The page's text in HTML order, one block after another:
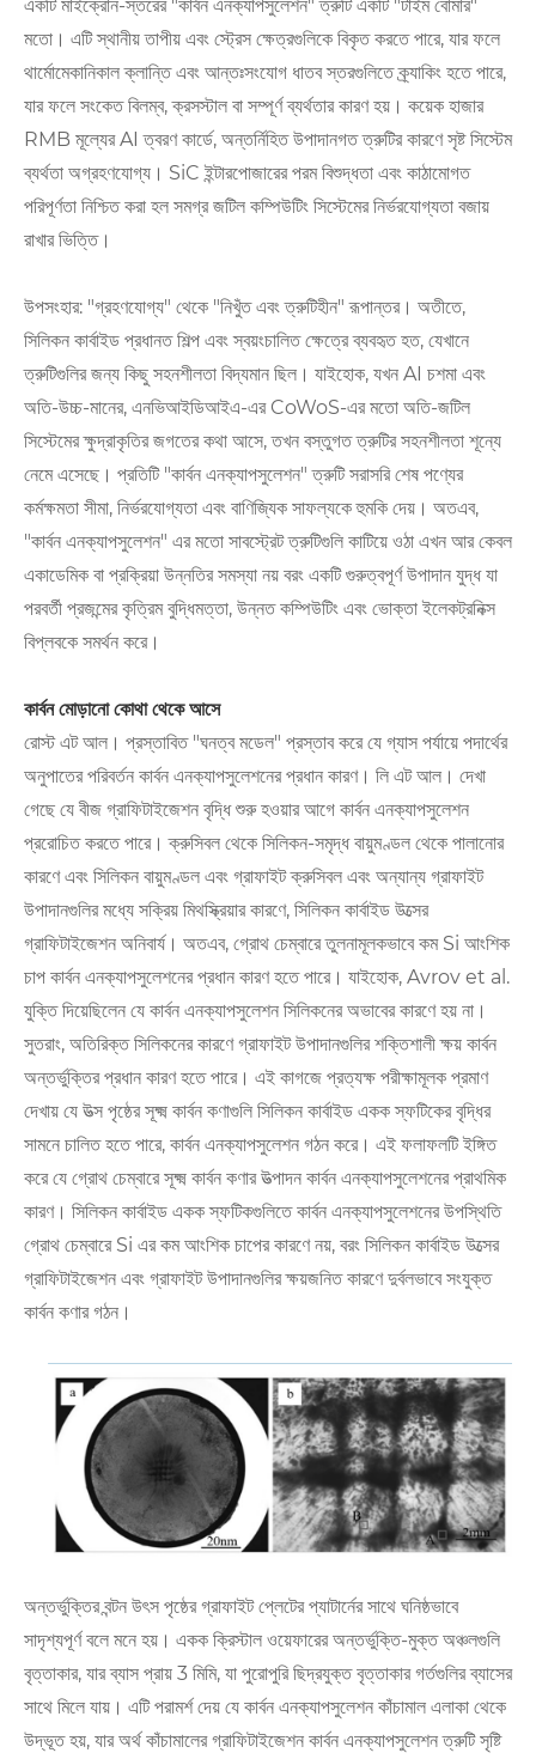
একটি মাইক্রোন-স্তরের "কার্বন এনক্যাপসুলেশন" ত্রুটি একটি "টাইম বোমার"
মতো। এটি স্থানীয় তাপীয় এবং স্ট্রেস ক্ষেত্রগুলিকে বিকৃত করতে পারে, যার ফলে
থার্মোমেকানিকাল ক্লান্তি এবং আন্তঃসংযোগ ধাতব স্তরগুলিতে ক্র্যাকিং হতে পারে,
যার ফলে সংকেত বিলম্ব, ক্রসস্টাল বা সম্পূর্ণ ব্যর্থতার কারণ হয়। কয়েক হাজার
RMB মূল্যের AI ত্বরণ কার্ডে, অন্তর্নিহিত উপাদানগত ত্রুটির কারণে সৃষ্ট সিস্টেম
ব্যর্থতা অগ্রহণযোগ্য। SiC ইন্টারপোজারের পরম বিশুদ্ধতা এবং কাঠামোগত
পরিপূর্ণতা নিশ্চিত করা হল সমগ্র জটিল কম্পিউটিং সিস্টেমের নির্ভরযোগ্যতা বজায়
রাখার ভিত্তি।
উপসংহার: "গ্রহণযোগ্য" থেকে "নিখুঁত এবং ত্রুটিহীন" রূপান্তর। অতীতে,
সিলিকন কার্বাইড প্রধানত শিল্প এবং স্বয়ংচালিত ক্ষেত্রে ব্যবহৃত হত, যেখানে
ত্রুটিগুলির জন্য কিছু সহনশীলতা বিদ্যমান ছিল। যাইহোক, যখন AI চশমা এবং
অতি-উচ্চ-মানের, এনভিআইডিআইএ-এর CoWoS-এর মতো অতি-জটিল
সিস্টেমের ক্ষুদ্রাকৃতির জগতের কথা আসে, তখন বস্তুগত ত্রুটির সহনশীলতা শূন্যে
নেমে এসেছে। প্রতিটি "কার্বন এনক্যাপসুলেশন" ত্রুটি সরাসরি শেষ পণ্যের
কর্মক্ষমতা সীমা, নির্ভরযোগ্যতা এবং বাণিজ্যিক সাফল্যকে হুমকি দেয়। অতএব,
"কার্বন এনক্যাপসুলেশন" এর মতো সাবস্ট্রেট ত্রুটিগুলি কাটিয়ে ওঠা এখন আর কেবল
একাডেমিক বা প্রক্রিয়া উন্নতির সমস্যা নয় বরং একটি গুরুত্বপূর্ণ উপাদান যুদ্ধ যা
পরবর্তী প্রজন্মের কৃত্রিম বুদ্ধিমত্তা, উন্নত কম্পিউটিং এবং ভোক্তা ইলেকট্রনিক্স
বিপ্লবকে সমর্থন করে।
কার্বন মোড়ানো কোথা থেকে আসে
রোস্ট এট আল। প্রস্তাবিত "ঘনত্ব মডেল" প্রস্তাব করে যে গ্যাস পর্যায়ে পদার্থের
অনুপাতের পরিবর্তন কার্বন এনক্যাপসুলেশনের প্রধান কারণ। লি এট আল। দেখা
গেছে যে বীজ গ্রাফিটাইজেশন বৃদ্ধি শুরু হওয়ার আগে কার্বন এনক্যাপসুলেশন
প্ররোচিত করতে পারে। ক্রুসিবল থেকে সিলিকন-সমৃদ্ধ বায়ুমণ্ডল থেকে পালানোর
কারণে এবং সিলিকন বায়ুমণ্ডল এবং গ্রাফাইট ক্রুসিবল এবং অন্যান্য গ্রাফাইট
উপাদানগুলির মধ্যে সক্রিয় মিথস্ক্রিয়ার কারণে, সিলিকন কার্বাইড উত্সের
গ্রাফিটাইজেশন অনিবার্য। অতএব, গ্রোথ চেম্বারে তুলনামূলকভাবে কম Si আংশিক
চাপ কার্বন এনক্যাপসুলেশনের প্রধান কারণ হতে পারে। যাইহোক, Avrov et al.
যুক্তি দিয়েছিলেন যে কার্বন এনক্যাপসুলেশন সিলিকনের অভাবের কারণে হয় না।
সুতরাং, অতিরিক্ত সিলিকনের কারণে গ্রাফাইট উপাদানগুলির শক্তিশালী ক্ষয় কার্বন
অন্তর্ভুক্তির প্রধান কারণ হতে পারে। এই কাগজে প্রত্যক্ষ পরীক্ষামূলক প্রমাণ
দেখায় যে উত্স পৃষ্ঠের সূক্ষ্ম কার্বন কণাগুলি সিলিকন কার্বাইড একক স্ফটিকের বৃদ্ধির
সামনে চালিত হতে পারে, কার্বন এনক্যাপসুলেশন গঠন করে। এই ফলাফলটি ইঙ্গিত
করে যে গ্রোথ চেম্বারে সূক্ষ্ম কার্বন কণার উত্পাদন কার্বন এনক্যাপসুলেশনের প্রাথমিক
কারণ। সিলিকন কার্বাইড একক স্ফটিকগুলিতে কার্বন এনক্যাপসুলেশনের উপস্থিতি
গ্রোথ চেম্বারে Si এর কম আংশিক চাপের কারণে নয়, বরং সিলিকন কার্বাইড উত্সের
গ্রাফিটাইজেশন এবং গ্রাফাইট উপাদানগুলির ক্ষয়জনিত কারণে দুর্বলভাবে সংযুক্ত
কার্বন কণার গঠন।
অন্তর্ভুক্তির বন্টন উৎস পৃষ্ঠের গ্রাফাইট প্লেটের প্যাটার্নের সাথে ঘনিষ্ঠভাবে
সাদৃশ্যপূর্ণ বলে মনে হয়। একক ক্রিস্টাল ওয়েফারের অন্তর্ভুক্তি-মুক্ত অঞ্চলগুলি
বৃত্তাকার, যার ব্যাস প্রায় 3 মিমি, যা পুরোপুরি ছিদ্রযুক্ত বৃত্তাকার গর্তগুলির ব্যাসের
সাথে মিলে যায়। এটি পরামর্শ দেয় যে কার্বন এনক্যাপসুলেশন কাঁচামাল এলাকা থেকে
উদ্ভূত হয়, যার অর্থ কাঁচামালের গ্রাফিটাইজেশন কার্বন এনক্যাপসুলেশন ত্রুটি সৃষ্টি